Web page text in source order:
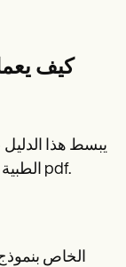
كيف
يبسط هذا
الطبية بشكل فعال باستخدام نموذج ملف مريض pdf.